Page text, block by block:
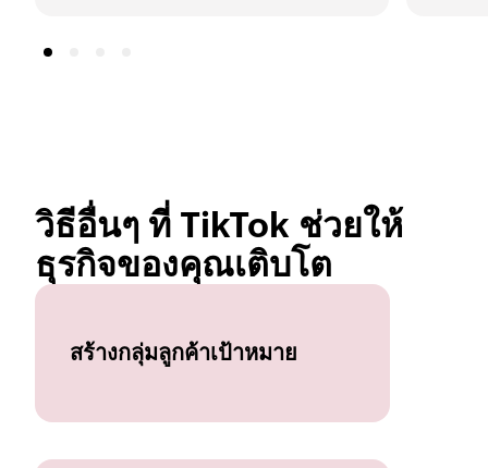
วิธีอื่นๆ ที่ TikTok ช่วยให้
ธุรกิจของคุณเติบโต
สร้างกลุ่มลูกค้าเป้าหมาย